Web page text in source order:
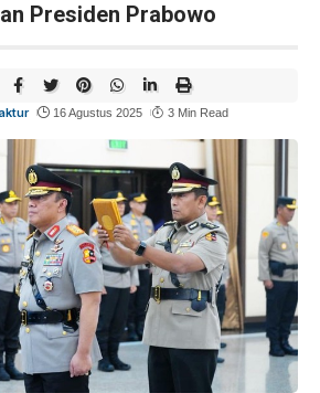
Presiden Prabowo
16 Agustus 2025 3 Min Read